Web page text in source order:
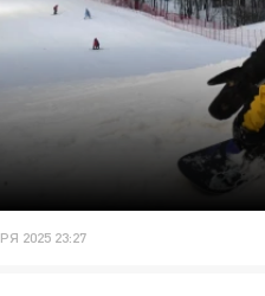
2025 23:27